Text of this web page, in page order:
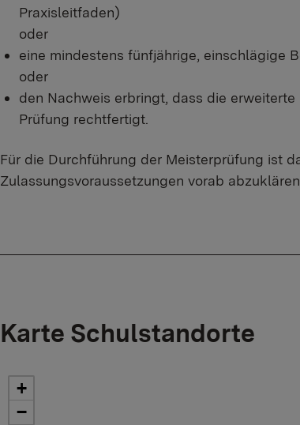
Praxisleitfaden)
oder
eine mindestens fünfjährige, einschlägige
oder
den Nachweis erbringt, dass die
Prüfung rechtfertigt.
Für die Durchführung der Meisterprüfung ist
Zulassungsvoraussetzungen vorab abzuklären.
Karte Schulstandorte
+
−